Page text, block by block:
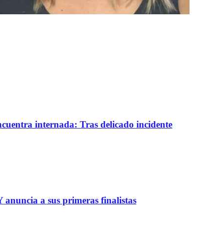
internada: Tras delicado incidente
anuncia a sus primeras finalistas